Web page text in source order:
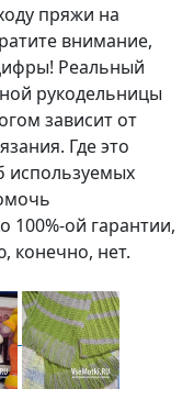
пряжи на
внимание,
Реальный
рукодельницы
зависит от
Где это
используемых
100%-ой гарантии,
конечно, нет.